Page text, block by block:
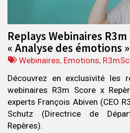
Replays Webinaires
« Analyse des émotions »
Tags
Webinaires, Emotions,
Découvrez en exclusivité les
webinaires R3m Score x
experts François Abiven (CEO
Schutz (Directrice de
Repères).